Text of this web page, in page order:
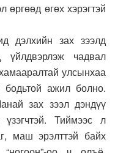
өргөөд өгөх хэрэгтэй
дэлхийн зах зээлд
үйлдвэрлэж чадвал
улсынхаа
бодьтой ажил болно.
зах зээл дэндүү
Тиймээс л
маш эрэлттэй байх